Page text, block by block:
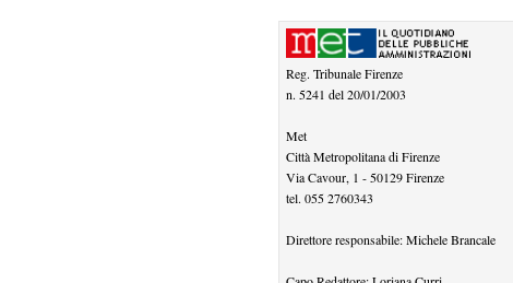
Reg. Tribunale Firenze
n. 5241 del 20/01/2003
Met
Città Metropolitana di Firenze
Via Cavour, 1 - 50129 Firenze
tel. 055 2760343
Direttore responsabile:Michele Brancale